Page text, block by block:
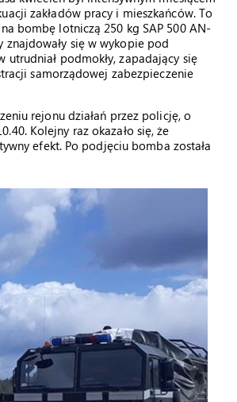
zakładów pracy i mieszkańców. To
bombę lotniczą 250 kg SAP 500 AN-
się w wykopie pod
podmokły, zapadający się
samorządowej zabezpieczenie
rejonu działań przez policję, o
Kolejny raz okazało się, że
efekt. Po podjęciu bomba została